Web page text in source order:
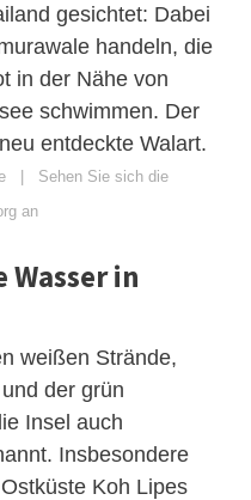
gesichtet: Dabei
handeln, die
in der Nähe von
schwimmen. Der
entdeckte Walart.
| Sehen Sie sich die
an
Wasser in
weißen Strände,
der grün
Insel auch
Insbesondere
Koh Lipes